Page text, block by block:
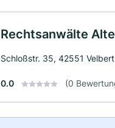
Rechtsanwälte
Schloßstr. 35, 42551 Velbert
0.0 (0